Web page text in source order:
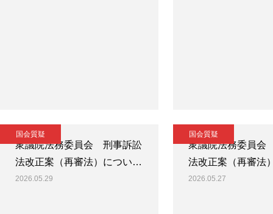
国会質疑
衆議院法務委員会 刑事訴訟
法改正案（再審法）につい…
2026.05.29
国会質疑
衆議院法務委員
法改正案（再審法
2026.05.27